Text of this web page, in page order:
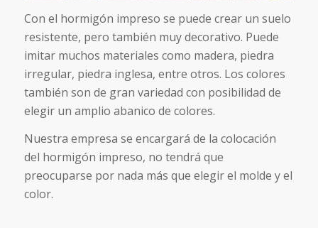
Con el hormigón impreso se puede crear un suelo
resistente, pero también muy decorativo. Puede
imitar muchos materiales como madera, piedra
irregular, piedra inglesa, entre otros. Los colores
también son de gran variedad con posibilidad de
elegir un amplio abanico de colores.
Nuestra empresa se encargará de la colocación
del hormigón impreso, no tendrá que
preocuparse por nada más que elegir el molde y el
color.